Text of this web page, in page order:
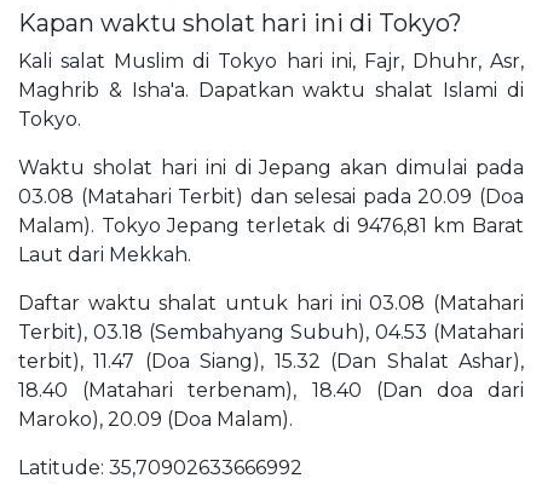
Kapan waktu sholat hari ini di Tokyo?
Kali salat Muslim di Tokyo hari ini, Fajr, Dhuhr, Asr,
Maghrib & Isha'a. Dapatkan waktu shalat Islami di
Tokyo.
Waktu sholat hari ini di Jepang akan dimulai pada
03.08 (Matahari Terbit) dan selesai pada 20.09 (Doa
Malam). Tokyo Jepang terletak di 9476,81 km Barat
Laut dari Mekkah.
Daftar waktu shalat untuk hari ini 03.08 (Matahari
Terbit), 03.18 (Sembahyang Subuh), 04.53 (Matahari
terbit), 11.47 (Doa Siang), 15.32 (Dan Shalat Ashar),
18.40 (Matahari terbenam), 18.40 (Dan doa dari
Maroko), 20.09 (Doa Malam).
Latitude: 35,70902633666992